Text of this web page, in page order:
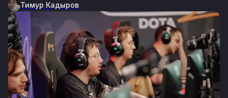
Тимур Кадыров